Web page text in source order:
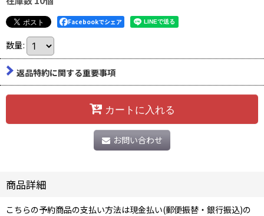
Facebookでシェア
数量:
返品特約に関する重要事項
カートに入れる
お問い合わせ
商品詳細
こちらの予約商品の支払い方法は現金払い(郵便振替・銀行振込)の